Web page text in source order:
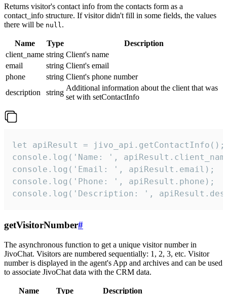
Returns visitor's contact info from the contacts form as a
contact_info structure. If visitor didn't fill in some fields, the values
there will be null.
Name Type
Description
client_name string Client's name
email
string Client's email
phone
string Client's phone number
description
string
Additional information about the client that was
set with setContactInfo
let apiResult = jivo_api.getContactInfo();
console.log('Name: ',
console.log('Email: ', apiResult.email);
console.log('Phone: ', apiResult.phone);
console.log('Description: ',
getVisitorNumber#
The asynchronous function to get a unique visitor number in
JivoChat. Visitors are numbered sequentially: 1, 2, 3, etc. Visitor
number is displayed in the agent's App and archives and can be used
to associate JivoChat data with the CRM data.
Name Type
Description